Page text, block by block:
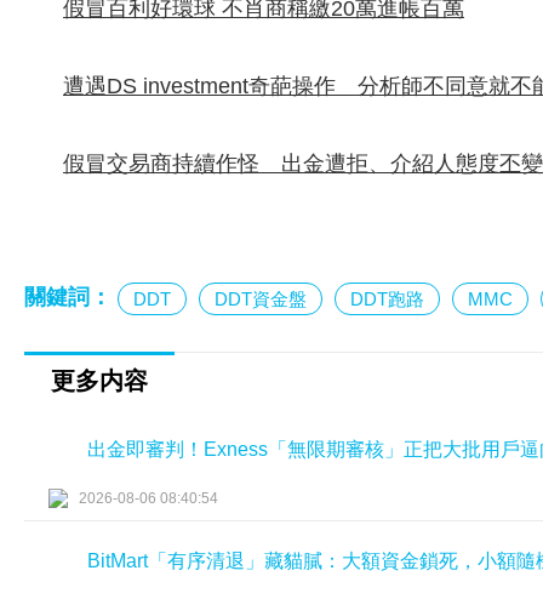
假冒百利好環球 不肖商稱繳20萬進帳百萬
遭遇DS investment奇葩操作 分析師不同意就不
假冒交易商持續作怪 出金遭拒、介紹人態度丕變
關鍵詞： DDT DDT資金盤 DDT跑路 MMC
更多内容
出金即審判！Exness「無限期審核」正把大批用戶
2026-08-06 08:40:54
BitMart「有序清退」藏貓膩：大額資金鎖死，小額隨